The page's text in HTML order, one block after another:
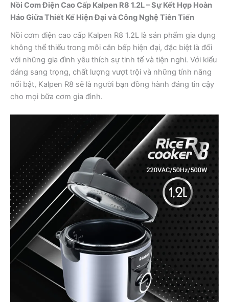
Nồi Cơm Điện Cao Cấp Kalpen R8 1.2L – Sự Kết Hợp Hoàn
Hảo Giữa Thiết Kế Hiện Đại và Công Nghệ Tiên Tiến
Nồi cơm điện cao cấp Kalpen R8 1.2L là sản phẩm gia dụng
không thể thiếu trong mỗi căn bếp hiện đại, đặc biệt là đối
với những gia đình yêu thích sự tinh tế và tiện nghi. Với kiểu
dáng sang trọng, chất lượng vượt trội và những tính năng
nổi bật, Kalpen R8 sẽ là người bạn đồng hành đáng tin cậy
cho mọi bữa cơm gia đình.